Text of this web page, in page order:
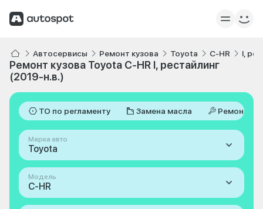
Автосервисы Ремонт кузова Toyota C-HR I,
Ремонт кузова Toyota C-HR I, рестайлинг
(2019-н.в.)
ТО по регламенту Замена масла Ремонт
Марка авто
Toyota
Модель
C-HR